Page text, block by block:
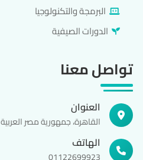
البرمجة والتكنولوجيا
الدورات الصيفية
تواصل معنا
العنوان
القاهرة، جمهورية مصر العربية
الهاتف